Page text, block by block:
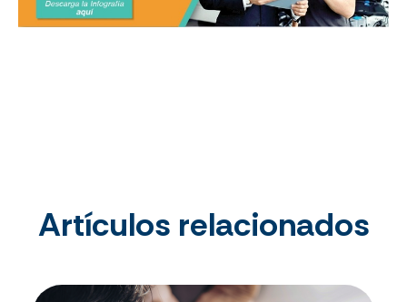
Artículos relacionados